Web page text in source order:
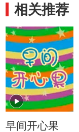
相关推荐
早间开心果